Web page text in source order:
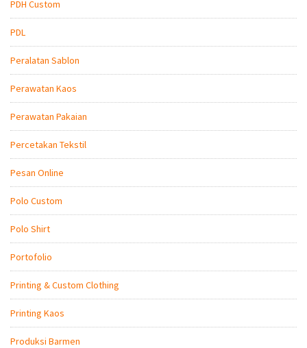
PDH Custom
PDL
Peralatan Sablon
Perawatan Kaos
Perawatan Pakaian
Percetakan Tekstil
Pesan Online
Polo Custom
Polo Shirt
Portofolio
Printing & Custom Clothing
Printing Kaos
Produksi Barmen